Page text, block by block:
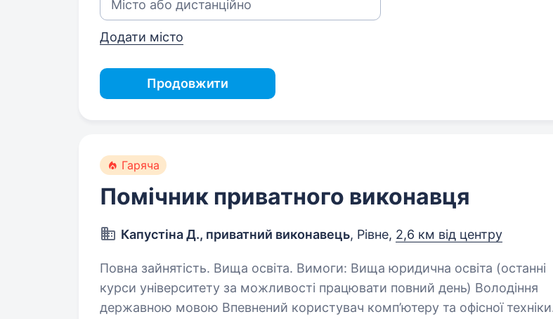
Додати місто
Продовжити
Гаряча
Помічник приватного виконавця
Капустіна Д., приватний виконавець, Рівне, 2,6 км від центру
Повна зайнятість. Вища освіта. Вимоги: Вища юридична освіта (останні
курси університету за можливості працювати повний день) Володіння
державною мовою Впевнений користувач комп’ютеру та офісної техніки